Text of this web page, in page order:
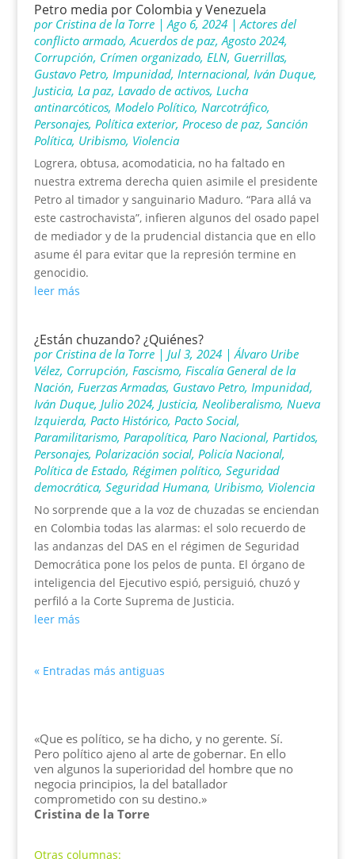
Petro media por Colombia y Venezuela
por Cristina de la Torre|Ago 6, 2024|Actores del
conflicto armado,Acuerdos de paz,Agosto 2024,
Corrupción, Crímen organizado, ELN, Guerrillas,
Gustavo Petro, Impunidad, Internacional, Iván Duque,
Justicia, La paz, Lavado de activos, Lucha
antinarcóticos, Modelo Político, Narcotráfico,
Personajes, Política exterior, Proceso de paz, Sanción
Política, Uribismo, Violencia
Logrera, obtusa, acomodaticia, no ha faltado en
nuestra extrema derecha quien asimile el presidente
Petro al timador y sanguinario Maduro. “Para allá va
este castrochavista”, infieren algunos del osado papel
de mediador y de la prudencial distancia que en ello
asume él para evitar que la represión termine en
genocidio.
leer más
¿Están chuzando? ¿Quiénes?
por Cristina de la Torre| Jul 3, 2024|Álvaro Uribe
Vélez, Corrupción, Fascismo, Fiscalía General de la
Nación, Fuerzas Armadas, Gustavo Petro, Impunidad,
Iván Duque, Julio 2024, Justicia, Neoliberalismo, Nueva
Izquierda, Pacto Histórico, Pacto Social,
Paramilitarismo, Parapolítica, Paro Nacional, Partidos,
Personajes, Polarización social, Policía Nacional,
Política de Estado, Régimen político, Seguridad
democrática, Seguridad Humana, Uribismo, Violencia
No sorprende que a la voz de chuzadas se enciendan
en Colombia todas las alarmas: el solo recuerdo de
las andanzas del DAS en el régimen de Seguridad
Democrática pone los pelos de punta. El órgano de
inteligencia del Ejecutivo espió, persiguió, chuzó y
perfiló a la Corte Suprema de Justicia.
leer más
« Entradas más antiguas
«Que es político, se ha dicho, y no gerente. Sí.
Pero político ajeno al arte de gobernar. En ello
ven algunos la superioridad del hombre que no
negocia principios, la del batallador
comprometido con su destino.»
Cristina de la Torre
Otras columnas: